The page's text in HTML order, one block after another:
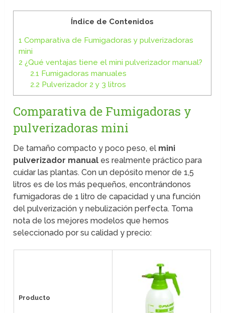
Índice de Contenidos
1 Comparativa de Fumigadoras y pulverizadoras
mini
2 ¿Qué ventajas tiene el mini pulverizador manual?
2.1 Fumigadoras manuales
2.2 Pulverizador 2 y 3 litros
Comparativa de Fumigadoras y
pulverizadoras mini
De tamaño compacto y poco peso, el mini
pulverizador manual es realmente práctico para
cuidar las plantas. Con un depósito menor de 1,5
litros es de los más pequeños, encontrándonos
fumigadoras de 1 litro de capacidad y una función
del pulverización y nebulización perfecta. Toma
nota de los mejores modelos que hemos
seleccionado por su calidad y precio:
Producto